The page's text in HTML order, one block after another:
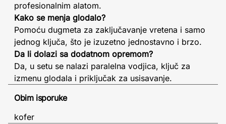
profesionalnim alatom.
Kako se menja glodalo?
Pomoću dugmeta za zaključavanje vretena i samo
jednog ključa, što je izuzetno jednostavno i brzo.
Da li dolazi sa dodatnom opremom?
Da, u setu se nalazi paralelna vodjica, ključ za
izmenu glodala i priključak za usisavanje.
Obim isporuke
kofer